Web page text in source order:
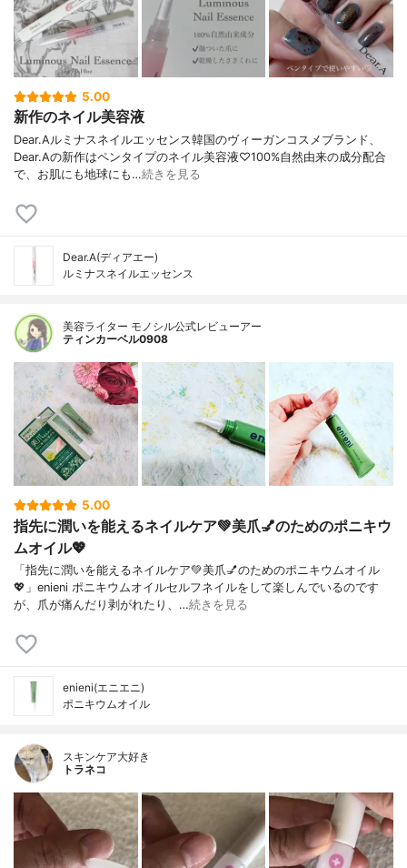
5.00
新作のネイル美容液
Dear.Aルミナスネイルエッセンス韓国のヴィーガンコスメブランド、
Dear.Aの新作はペンタイプのネイル美容液♡100%自然由来の成分配合
で、お肌にも地球にも…続きを見る
Dear.A(ディアエー)
ルミナスネイルエッセンス
美容ライター モノシル公式レビューアー
ティンカーベル0908
5.00
指先に潤いを能えるネイルケア💚美爪💅のためのポニキウ
ムオイル💖
「指先に潤いを能えるネイルケア💚美爪💅のためのポニキウムオイル
💖」enieni ポニキウムオイルセルフネイルをして楽しんでいるのです
が、爪が痛んだり剥がれたり、…続きを見る
enieni(エニエニ)
ポニキウムオイル
スキンケア大好き
トラネコ